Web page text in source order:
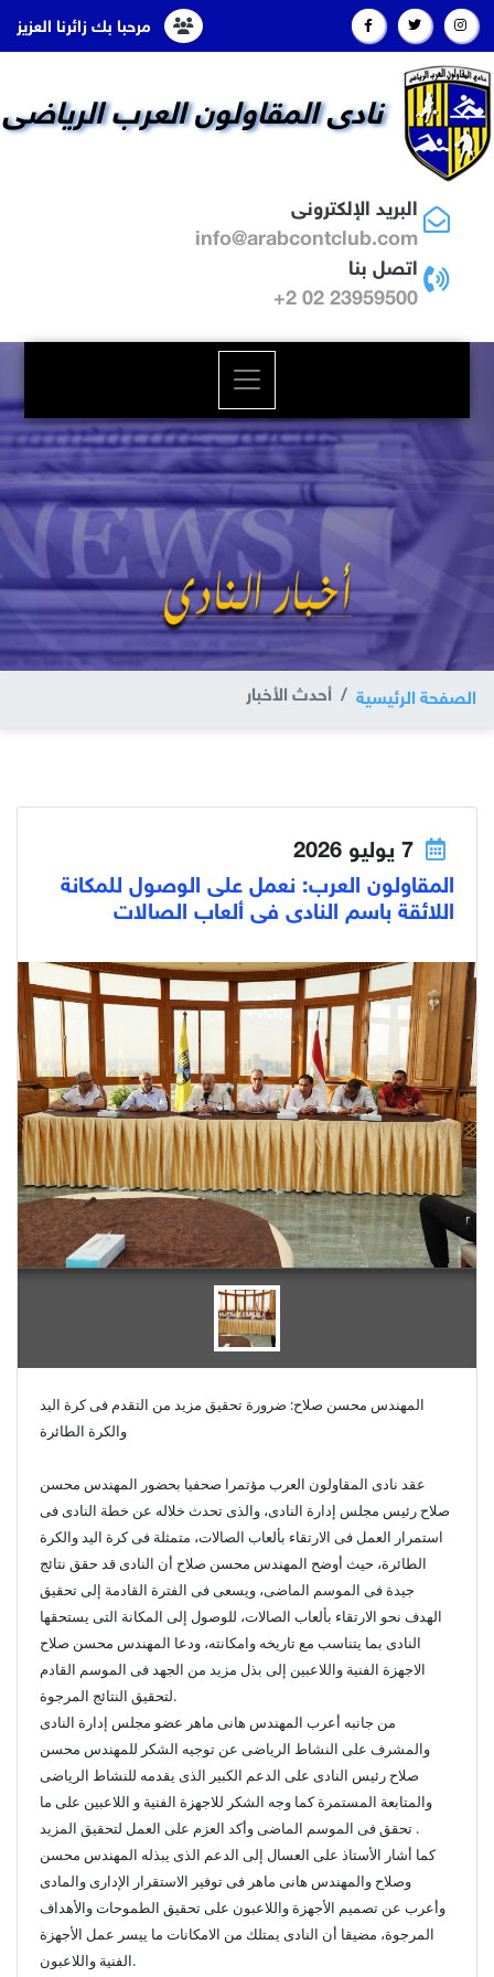
نادى المقاولون العرب الرياضى
البريد الإلكترونى
info@arabcontclub.com
اتصل بنا
23959500 02 2+
الصفحة الرئيسية أحدث الأخبار
7 يوليو 2026
المقاولون العرب: نعمل على الوصول للمكانة
اللائقة باسم النادى فى ألعاب الصالات
المهندس محسن صلاح: ضرورة تحقيق مزيد من التقدم فى كرة اليد
والكرة الطائرة
عقد نادى المقاولون العرب مؤتمرا صحفيا بحضور المهندس محسن
صلاح رئيس مجلس إدارة النادى، والذى تحدث خلاله عن خطة النادى فى
استمرار العمل فى الارتقاء بألعاب الصالات، متمثلة فى كرة اليد والكرة
الطائرة، حيث أوضح المهندس محسن صلاح أن النادى قد حقق نتائج
جيدة فى الموسم الماضى، ويسعى فى الفترة القادمة إلى تحقيق
الهدف نحو الارتقاء بألعاب الصالات، للوصول إلى المكانة التى يستحقها
النادى بما يتناسب مع تاريخه وامكانته، ودعا المهندس محسن صلاح
الاجهزة الفنية واللاعبين إلى بذل مزيد من الجهد فى الموسم القادم
لتحقيق النتائج المرجوة.
من جانبه أعرب المهندس هانى ماهر عضو مجلس إدارة النادى
والمشرف على النشاط الرياضى عن توجيه الشكر للمهندس محسن
صلاح رئيس النادى على الدعم الكبير الذى يقدمه للنشاط الرياضى
والمتابعة المستمرة كما وجه الشكر للاجهزة الفنية و اللاعبين على ما
تحقق فى الموسم الماضى وأكد العزم على العمل لتحقيق المزيد .
كما أشار الأستاذ على العسال إلى الدعم الذى يبذله المهندس محسن
وصلاح والمهندس هانى ماهر فى توفير الاستقرار الإدارى والمادى
وأعرب عن تصميم الأجهزة واللاعبون على تحقيق الطموحات والأهداف
المرجوة، مضيقا أن النادى يمتلك من الامكانات ما ييسر عمل الأجهزة
الفنية واللاعبون.